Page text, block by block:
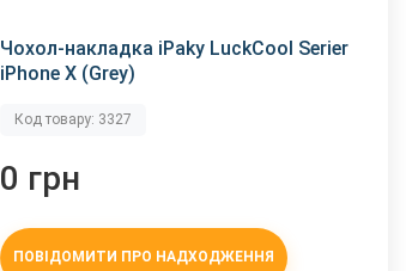
Чохол-накладка iPaky LuckCool Serier
iPhone X (Grey)
Код товару: 3327
0 грн
ПОВІДОМИТИ ПРО НАДХОДЖЕННЯ